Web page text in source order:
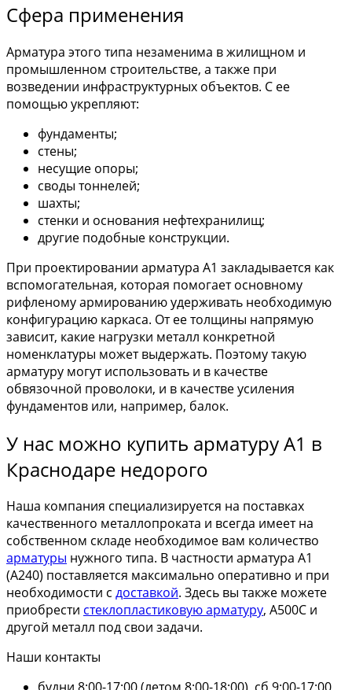
Сфера применения
Арматура этого типа незаменима в жилищном и
промышленном строительстве, а также при
возведении инфраструктурных объектов. С ее
помощью укрепляют:
фундаменты;
стены;
несущие опоры;
своды тоннелей;
шахты;
стенки и основания нефтехранилищ;
другие подобные конструкции.
При проектировании арматура А1 закладывается как
вспомогательная, которая помогает основному
рифленому армированию удерживать необходимую
конфигурацию каркаса. От ее толщины напрямую
зависит, какие нагрузки металл конкретной
номенклатуры может выдержать. Поэтому такую
арматуру могут использовать и в качестве
обвязочной проволоки, и в качестве усиления
фундаментов или, например, балок.
У нас можно купить арматуру А1 в
Краснодаре недорого
Наша компания специализируется на поставках
качественного металлопроката и всегда имеет на
собственном складе необходимое вам количество
арматуры нужного типа. В частности арматура А1
(А240) поставляется максимально оперативно и при
необходимости с доставкой. Здесь вы также можете
приобрести стеклопластиковую арматуру, А500С и
другой металл под свои задачи.
Наши контакты